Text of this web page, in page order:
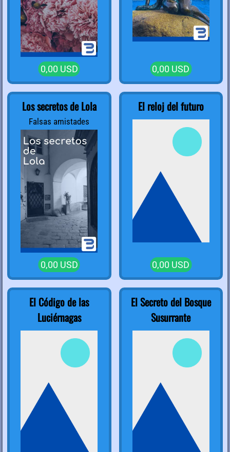
0,00 USD 0,00 USD
Los secretos de Lola
Falsas amistades
0,00 USD
El reloj del futuro
0,00 USD
El Código de las
Luciérnagas
El Secreto del Bosque
Susurrante